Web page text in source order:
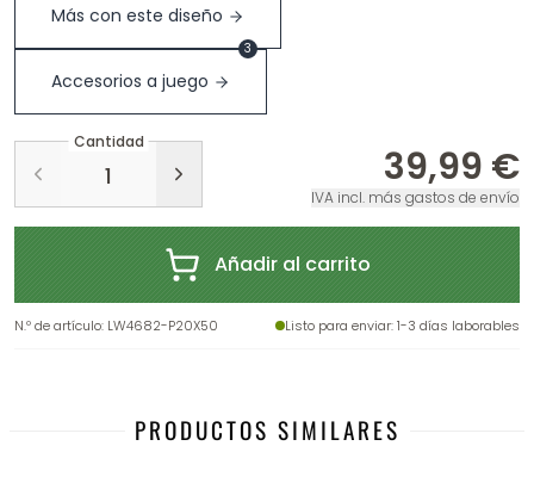
Más con este diseño
Accesorios a juego
3
Cantidad
39,99 €
IVA incl. más gastos de envío
Añadir al carrito
N.º de artículo: LW4682-P20X50 Listo para enviar: 1-3 días laborables
PRODUCTOS SIMILARES